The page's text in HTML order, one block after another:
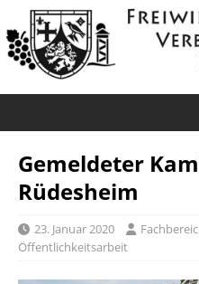
Gemeldeter
Rüdesheim
23. Januar 2020
Öffentlichkeitsarbeit